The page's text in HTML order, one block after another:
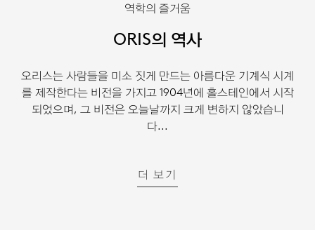
역학의 즐거움
ORIS의 역사
오리스는 사람들을 미소 짓게 만드는 아름다운 기계식 시계
를 제작한다는 비전을 가지고 1904년에 홀스테인에서 시작
되었으며, 그 비전은 오늘날까지 크게 변하지 않았습니
다...
더 보기